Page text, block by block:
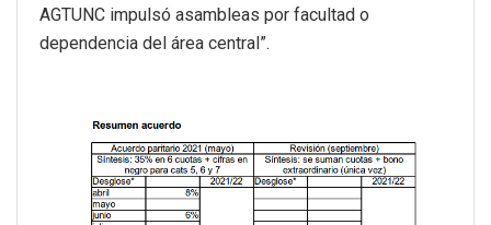
AGTUNC impulsó asambleas por facultad o
dependencia del área central”.